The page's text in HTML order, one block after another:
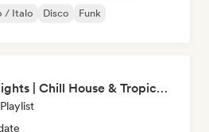
/ Italo Disco Funk
Summer Nights | Chill House & Tropical Beats